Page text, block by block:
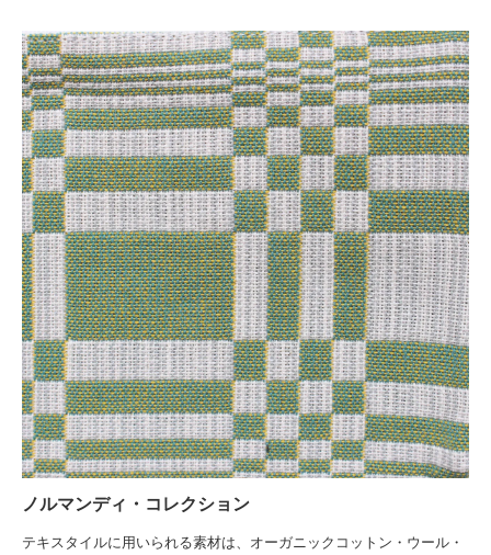
ノルマンディ・コレクション
テキスタイルに用いられる素材は、オーガニックコットン・ウール・